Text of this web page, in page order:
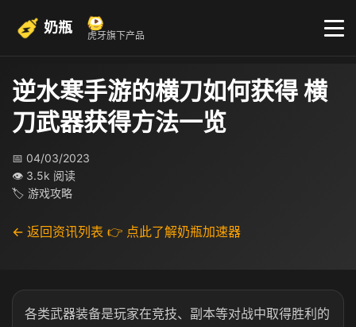
奶瓶 虎牙旗下产品
逆水寒手游的横刀如何获得 横
刀武器获得方法一览
📅 04/03/2023
👁 3.5k 阅读
🏷 游戏攻略
← 返回资讯列表 👉 点此了解奶瓶加速器
各类武器装备是玩家在竞技、副本等对战中取得胜利的